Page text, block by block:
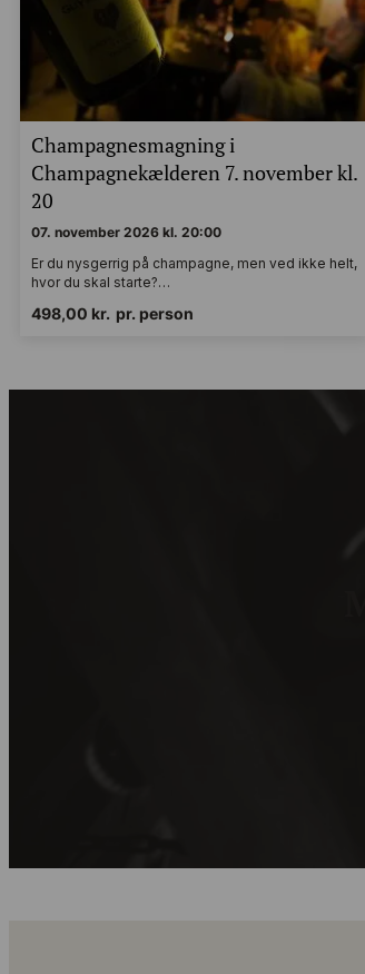
Champagnesmagning i
Champagnekælderen 7. november kl.
20
07. november 2026 kl. 20:00
Er du nysgerrig på champagne, men ved ikke helt,
hvor du skal starte?…
498,00 kr. pr. person